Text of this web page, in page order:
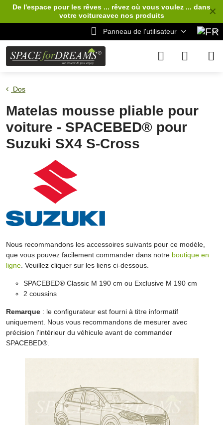
✕
De l'espace pour les rêves ... rêvez où vous voulez ... dans
votre voitureavec nos produits
Panneau de l'utilisateur
Dos
Matelas mousse pliable pour
voiture - SPACEBED® pour
Suzuki SX4 S-Cross
Nous recommandons les accessoires suivants pour ce modèle,
que vous pouvez facilement commander dans notre boutique en
ligne . Veuillez cliquer sur les liens ci-dessous.
SPACEBED® Classic M 190 cm ou Exclusive M 190 cm
2 coussins
Remarque : le configurateur est fourni à titre informatif
uniquement. Nous vous recommandons de mesurer avec
précision l'intérieur du véhicule avant de commander
SPACEBED®.